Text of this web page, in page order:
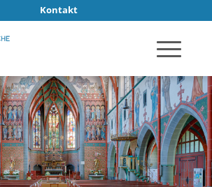
Kontakt